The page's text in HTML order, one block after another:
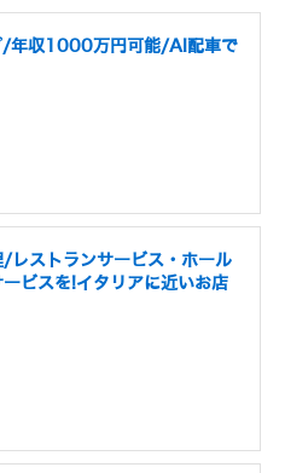
/年収1000万円可能/AI配車で
レストランサービス・ホール
ビスを!イタリアに近いお店